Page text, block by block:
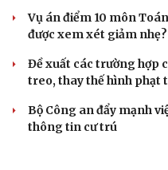
Đối tượng điều hành tổ
giáo lĩnh án 7 năm 6
Vụ gian lận thi tại Tuyên
nâng tổng số lên 29 bị
Đoàn Bảo Châu bị phạt
chống Nhà nước